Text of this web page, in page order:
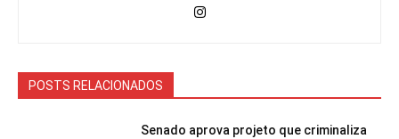
POSTS RELACIONADOS
Senado aprova projeto que criminaliza